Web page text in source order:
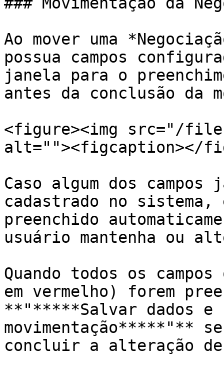
Ao mover uma
possua campos
janela para o
antes da conclusão da
<figure><img src="/files/
alt=""><figcaption></
Caso algum dos
cadastrado no sistema,
preenchido
usuário mantenha ou
Quando todos os
em vermelho) forem
**"*****Salvar dados
movimentação*****"**
concluir a alteração